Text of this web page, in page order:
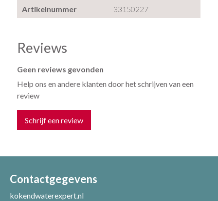
Artikelnummer 33150227
Reviews
Geen reviews gevonden
Help ons en andere klanten door het schrijven van een
review
Schrijf een review
Uw naam *
Contactgegevens
kokendwaterexpert.nl